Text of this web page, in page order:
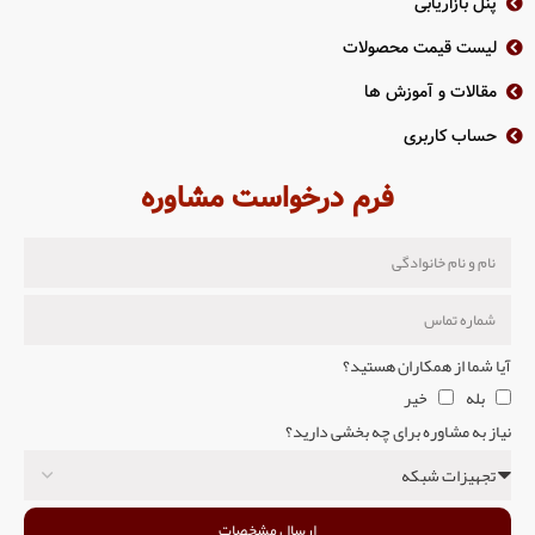
لیست قیمت محصولات
مقالات و آموزش ها
حساب کاربری
فرم درخواست مشاوره
آیا شما از همکاران هستید؟
بله
خیر
نیاز به مشاوره برای چه بخشی دارید؟